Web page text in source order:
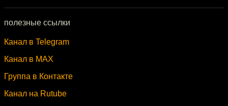
полезные ссылки
Канал в Telegram
Канал в MAX
Группа в Контакте
Канал на Rutube